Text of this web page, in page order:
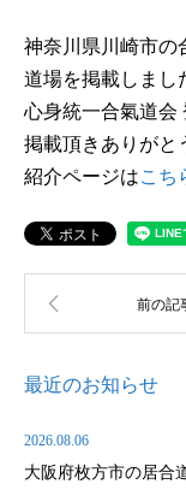
神奈川県川崎市の
道場を掲載しまし
心身統一合氣道会
掲載頂きありがと
紹介ページはこち
最近のお知らせ
2026.08.06
大阪府枚方市の居合